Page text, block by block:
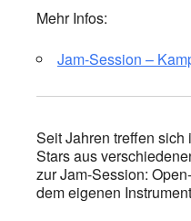
Mehr Infos:
Jam-Session –
Seit Jahren treffen sich
Stars aus
zur Jam-Session:
dem eigenen